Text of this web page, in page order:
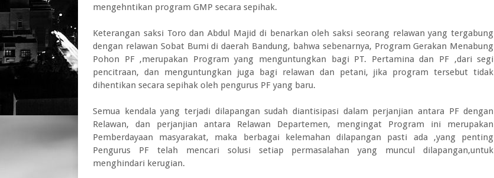
mengehntikan program GMP secara sepihak.
Keterangan saksi Toro dan Abdul Majid di benarkan oleh saksi seorang relawan yang tergabung
dengan relawan Sobat Bumi di daerah Bandung, bahwa sebenarnya, Program Gerakan Menabung
Pohon PF ,merupakan Program yang menguntungkan bagi PT. Pertamina dan PF ,dari segi
pencitraan, dan menguntungkan juga bagi relawan dan petani, jika program tersebut tidak
dihentikan secara sepihak oleh pengurus PF yang baru.
Semua kendala yang terjadi dilapangan sudah diantisipasi dalam perjanjian antara PF dengan
Relawan, dan perjanjian antara Relawan Departemen, mengingat Program ini merupakan
Pemberdayaan masyarakat, maka berbagai kelemahan dilapangan pasti ada ,yang penting
Pengurus PF telah mencari solusi setiap permasalahan yang muncul dilapangan,untuk
menghindari kerugian.